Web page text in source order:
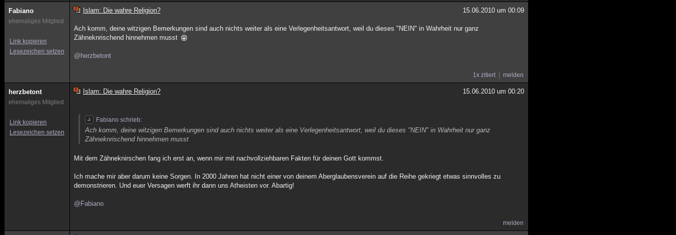
Fabiano
ehemaliges Mitglied
Link kopieren
Lesezeichen setzen
Islam: Die wahre Religion? 15.06.2010 um 00:09
Ach komm, deine witzigen Bemerkungen sind auch nichts weiter als eine Verlegenheitsantwort, weil du dieses "NEIN" in Wahrheit nur ganz
Zähneknrischend hinnehmen musst
@herzbetont
1x zitiert melden
herzbetont
ehemaliges Mitglied
Link kopieren
Lesezeichen setzen
Islam: Die wahre Religion? 15.06.2010 um 00:20
Fabiano schrieb:
Ach komm, deine witzigen Bemerkungen sind auch nichts weiter als eine Verlegenheitsantwort, weil du dieses "NEIN" in Wahrheit nur ganz
Zähneknrischend hinnehmen musst
Mit dem Zähneknirschen fang ich erst an, wenn mir mit nachvollziehbaren Fakten für deinen Gott kommst.
Ich mache mir aber darum keine Sorgen. In 2000 Jahren hat nicht einer von deinem Aberglaubensverein auf die Reihe gekriegt etwas sinnvolles zu
demonstrieren. Und euer Versagen werft ihr dann uns Atheisten vor. Abartig!
@Fabiano
melden